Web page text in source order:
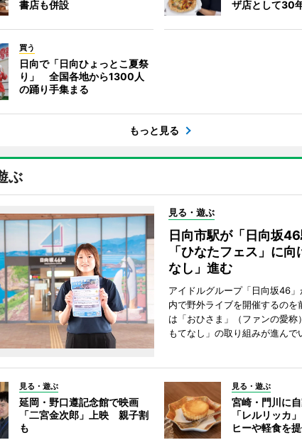
書店も併設
ザ店として30
買う
日向で「日向ひょっとこ夏祭
り」 全国各地から1300人
の踊り手集まる
もっと見る
ぶ
見る・遊ぶ
日向市駅が「日向坂
「ひなたフェス」に
なし」進む
アイドルグループ「日向坂46
内で野外ライブを開催するのを
は「おひさま」（ファンの愛称
もてなし」の取り組みが進んで
見る・遊ぶ
延岡・野口遵記念館で映画
「二宮金次郎」上映 親子割
も
見る・遊ぶ
宮崎・門川に
「レルリッカ
ヒーや軽食を